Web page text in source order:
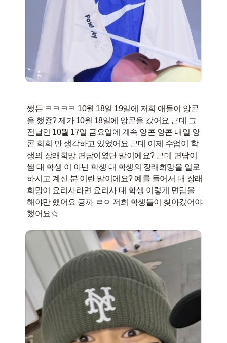
쨌든 ㅋㅋㅋㅋ 10월 18일 19일에 저희 애들이 앙콘
을 했죵? 제가 10월 18일에 앙콘을 갔어요 근데 그
전날인 10월 17일 금요일에 계속 앙콘 앙콘 내일 앙
콘 희희 만 생각하고 있었어요 근데 이제 수업이 학
생의 장래희망 면담이였단 말이에요? 근데 면담이
쌤 대 학생 이 아닌 학생 대 학생의 장래희망을 일로
하시고 계신 분 이란 말이에요? 예를 들어서 내 장래
희망이 요리사라면 요리사 대 학생 이렇게 면담을
해야만 했어요 긍까 ㄹㅇ 저희 학생들이 찾아갔어야